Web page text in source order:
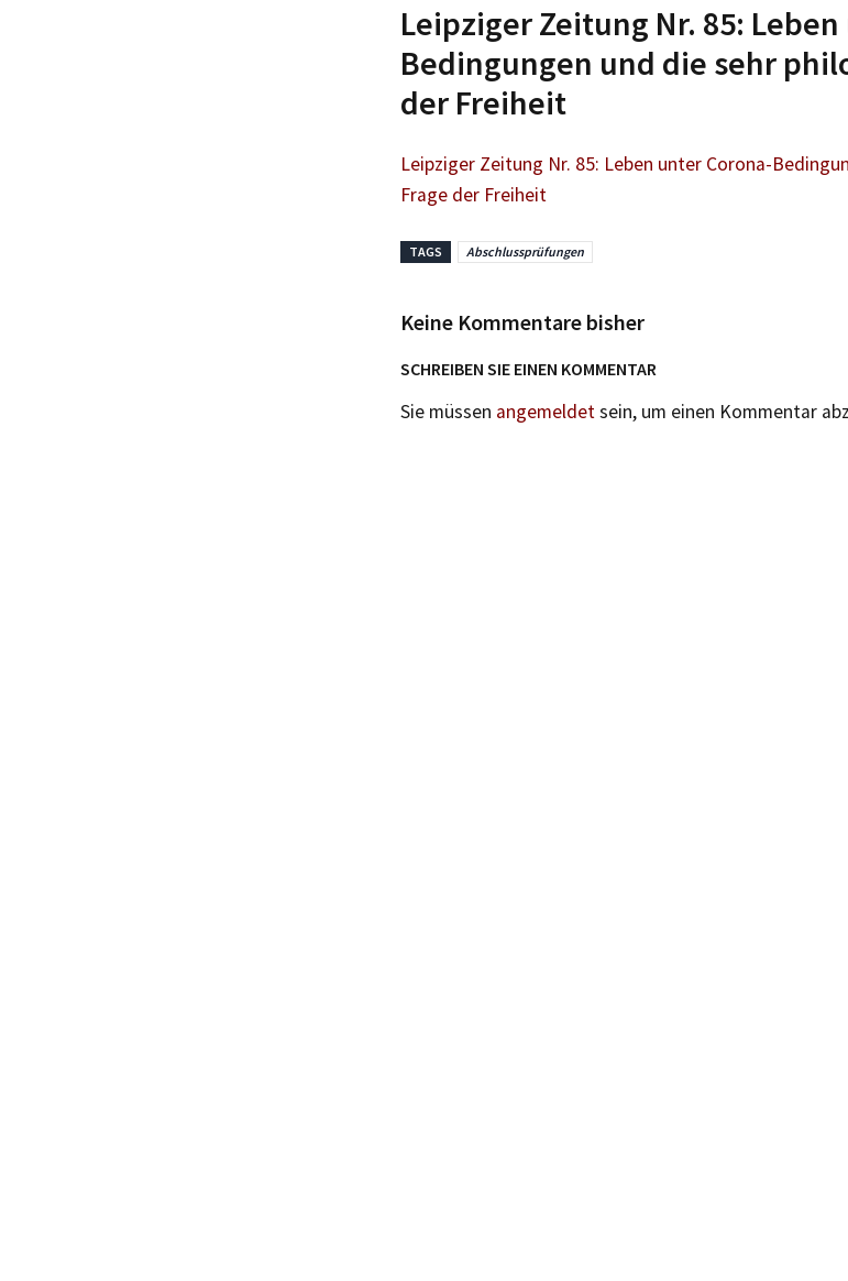
Leipziger Zeitung Nr. 85:
Bedingungen und die sehr
der Freiheit
Leipziger Zeitung Nr. 85: Leben unter Corona-
Frage der Freiheit
TAGS Abschlussprüfungen
Keine Kommentare bisher
SCHREIBEN SIE EINEN KOMMENTAR
Sie müssen angemeldetsein, um einen Kommentar